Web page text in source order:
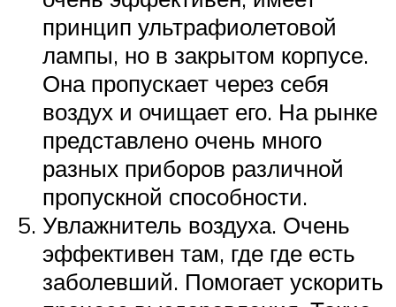
принцип ультрафиолетовой
лампы, но в закрытом корпусе.
Она пропускает через себя
воздух и очищает его. На рынке
представлено очень много
разных приборов различной
пропускной способности.
Увлажнитель воздуха. Очень
эффективен там, где где есть
заболевший. Помогает ускорить